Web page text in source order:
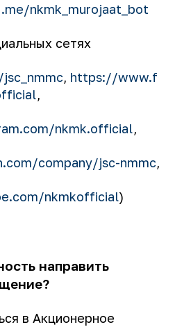
nkmk_murojaat_bot
сетях
, https://www.f
,
nkmk.official,
company/jsc-nmmc,
nkmkofficial)
направить
в Акционерное